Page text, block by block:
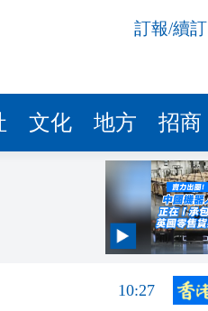
訂報/續訂
文化 地方 招商
10:31
10:27